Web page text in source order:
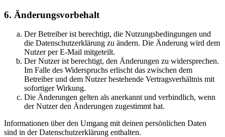
6. Änderungsvorbehalt
Der Betreiber ist berechtigt, die Nutzungsbedingungen und
die Datenschutzerklärung zu ändern. Die Änderung wird dem
Nutzer per E-Mail mitgeteilt.
Der Nutzer ist berechtigt, den Änderungen zu widersprechen.
Im Falle des Widerspruchs erlischt das zwischen dem
Betreiber und dem Nutzer bestehende Vertragsverhältnis mit
sofortiger Wirkung.
Die Änderungen gelten als anerkannt und verbindlich, wenn
der Nutzer den Änderungen zugestimmt hat.
Informationen über den Umgang mit deinen persönlichen Daten
sind in der Datenschutzerklärung enthalten.